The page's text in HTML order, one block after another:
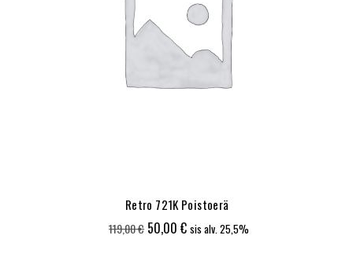
Retro 721K Poistoerä
119,00€ Alkuperäinen
50,00€Nykyinen
sis alv. 25,5%